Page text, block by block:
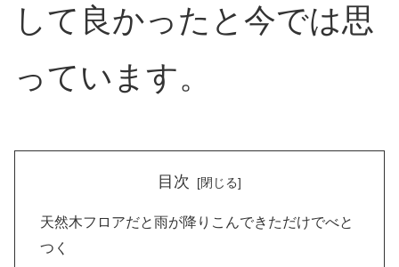
して良かったと今では思
っています。
目次
天然木フロアだと雨が降りこんできただけでべと
つく